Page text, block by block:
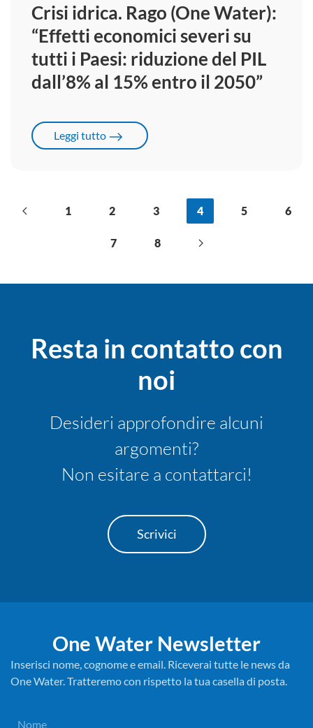
Crisi idrica. Rago (One Water):
“Effetti economici severi su
tutti i Paesi: riduzione del PIL
dall’8% al 15% entro il 2050”
Leggi tutto
1 2 3 4 5 6
7 8
Resta in contattocon
noi
Desideri approfondire alcuni
argomenti?
Non esitare a contattarci!
Scrivici
One Water Newsletter
Inserisci nome, cognome e email. Riceverai tutte le news da
One Water. Tratteremo con rispetto la tua casella di posta.